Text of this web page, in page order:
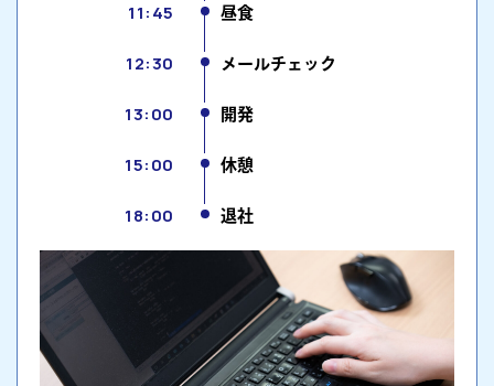
11:45 昼食
12:30 メールチェック
13:00 開発
15:00 休憩
18:00 退社